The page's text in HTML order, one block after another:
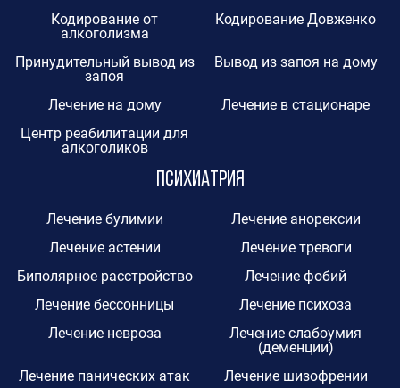
Кодирование от
алкоголизма
Кодирование Довженко
Принудительный вывод из
запоя
Вывод из запоя на дому
Лечение на дому
Лечение в стационаре
Центр реабилитации для
алкоголиков
Психиатрия
Лечение булимии
Лечение анорексии
Лечение астении
Лечение тревоги
Биполярное расстройство
Лечение фобий
Лечение бессонницы
Лечение психоза
Лечение невроза
Лечение слабоумия
(деменции)
Лечение панических атак
Лечение шизофрении